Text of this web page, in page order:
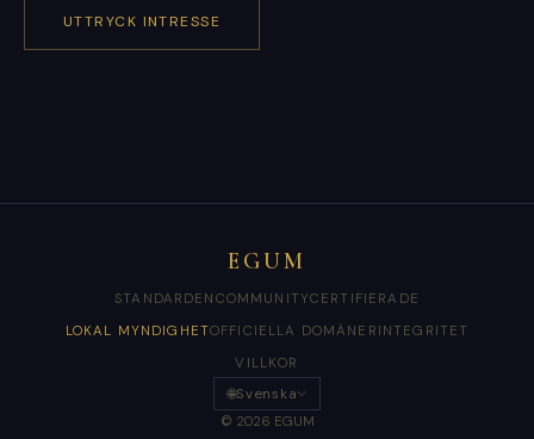
UTTRYCK INTRESSE
EGUM
STANDARDEN COMMUNITYCERTIFIERADE
LOKAL MYNDIGHETOFFICIELLA DOMÄNER INTEGRITET
VILLKOR
🌐Svenska
© 2026 EGUM